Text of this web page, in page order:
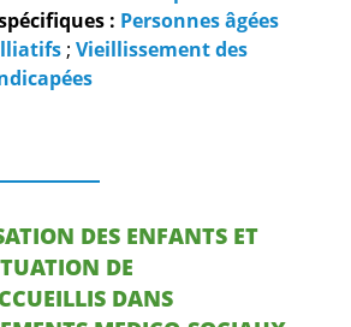
: Personnes âgées
; Vieillissement des
DES ENFANTS ET
DE
DANS